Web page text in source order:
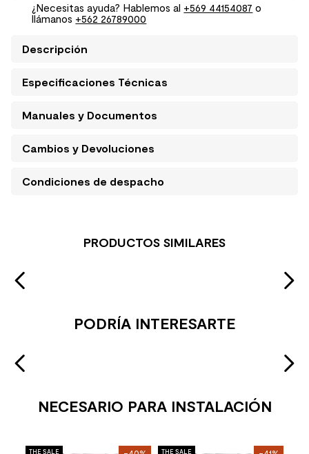
¿Necesitas ayuda? Hablemos al +569 44154087 o
llámanos +562 26789000
Descripción
Especificaciones Técnicas
Manuales y Documentos
Cambios y Devoluciones
Condiciones de despacho
PRODUCTOS SIMILARES
PODRÍA INTERESARTE
NECESARIO PARA INSTALACIÓN
THE SALE THE SALE